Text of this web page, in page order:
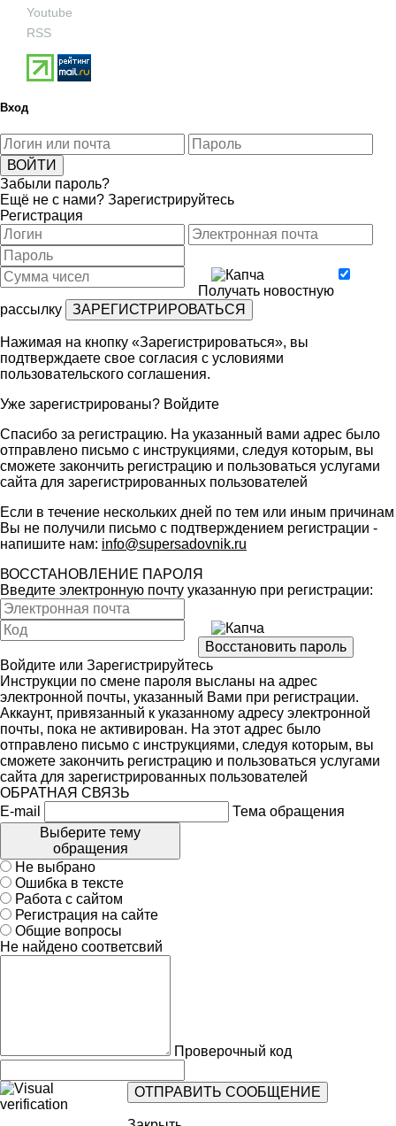
Youtube
RSS
Вход
Забыли пароль?
Ещё не с нами? Зарегистрируйтесь
Регистрация
Получать новостную
рассылку
Нажимая на кнопку «Зарегистрироваться», вы
подтверждаете свое согласия с условиями
пользовательского соглашения.
Уже зарегистрированы? Войдите
Спасибо за регистрацию. На указанный вами адрес было
отправлено письмо с инструкциями, следуя которым, вы
сможете закончить регистрацию и пользоваться услугами
сайта для зарегистрированных пользователей
Если в течение нескольких дней по тем или иным причинам
Вы не получили письмо с подтверждением регистрации -
напишите нам: info@supersadovnik.ru
ВОССТАНОВЛЕНИЕ ПАРОЛЯ
Введите электронную почту указанную при регистрации:
Войдите или Зарегистрируйтесь
Инструкции по смене пароля высланы на адрес
электронной почты, указанный Вами при регистрации.
Аккаунт, привязанный к указанному адресу электронной
почты, пока не активирован. На этот адрес было
отправлено письмо с инструкциями, следуя которым, вы
сможете закончить регистрацию и пользоваться услугами
сайта для зарегистрированных пользователей
ОБРАТНАЯ СВЯЗЬ
E-mail
Тема обращения
Выберите тему
обращения
Не выбрано
Ошибка в тексте
Работа с сайтом
Регистрация на сайте
Общие вопросы
Не найдено соответсвий
Проверочный код